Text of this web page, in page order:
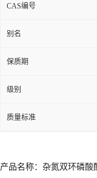
CAS编号
别名
保质期
级别
质量标准
产品名称：杂氮双环磷酸